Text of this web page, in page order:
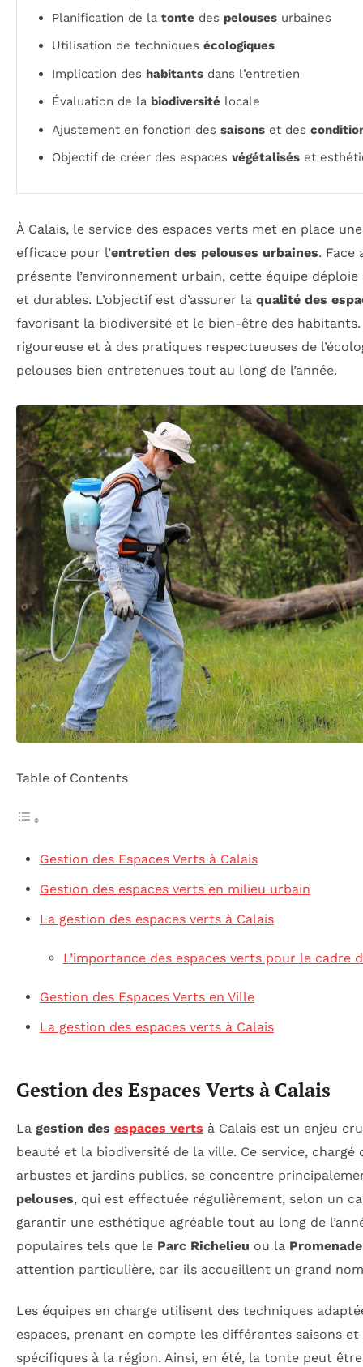
Planification de la tonte des pelouses urbaines
Utilisation de techniques écologiques
Implication des habitants dans l’entretien
Évaluation de la biodiversité locale
Ajustement en fonction des saisons et des
Objectif de créer des espaces végétalisés et
À Calais, le service des espaces verts met en place
efficace pour l’entretien des pelouses urbaines. Face
présente l’environnement urbain, cette équipe
et durables. L’objectif est d’assurer la qualité des
favorisant la biodiversité et le bien-être des
rigoureuse et à des pratiques respectueuses de
pelouses bien entretenues tout au long de l’année.
Table of Contents
Gestion des Espaces Verts à Calais
Gestion des espaces verts en milieu urbain
La gestion des espaces verts à Calais
L’importance des espaces verts pour le cadre
Gestion des Espaces Verts en Ville
La gestion des espaces verts à Calais
Gestion des Espaces Verts à Calais
La gestion des espaces verts à Calais est un enjeu
beauté et la biodiversité de la ville. Ce service, chargé
arbustes et jardins publics, se concentre
pelouses, qui est effectuée régulièrement, selon un
garantir une esthétique agréable tout au long de
populaires tels que le Parc Richelieu ou la
attention particulière, car ils accueillent un grand
Les équipes en charge utilisent des techniques
espaces, prenant en compte les différentes saisons
spécifiques à la région. Ainsi, en été, la tonte peut